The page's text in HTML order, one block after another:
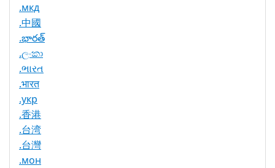
.мкд
.中國
.భారత్
.ලංකා
.ભારત
.भारत
.укр
.香港
.台湾
.台灣
.мон